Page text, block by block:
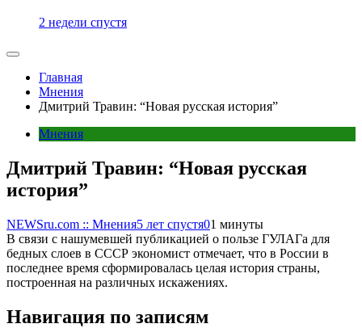
2 недели спустя
Главная
Мнения
Дмитрий Травин: “Новая русская история”
Мнения
Дмитрий Травин: “Новая русская
история”
NEWSru.com :: Мнения5 лет спустя01 минуты
В связи с нашумевшей публикацией о пользе ГУЛАГа для
бедных слоев в СССР экономист отмечает, что в России в
последнее время сформировалась целая история страны,
построенная на различных искажениях.
Навигация по записям